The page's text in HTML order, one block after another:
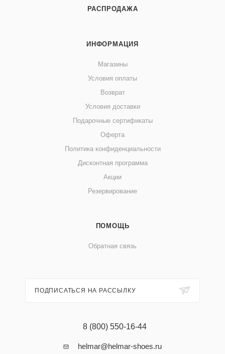
РАСПРОДАЖА
ИНФОРМАЦИЯ
Магазины
Условия оплаты
Возврат
Условия доставки
Подарочные сертификаты
Оферта
Политика конфиденциальности
Дисконтная программа
Акции
Резервирование
ПОМОЩЬ
Обратная связь
ПОДПИСАТЬСЯ НА РАССЫЛКУ
8 (800) 550-16-44
helmar@helmar-shoes.ru